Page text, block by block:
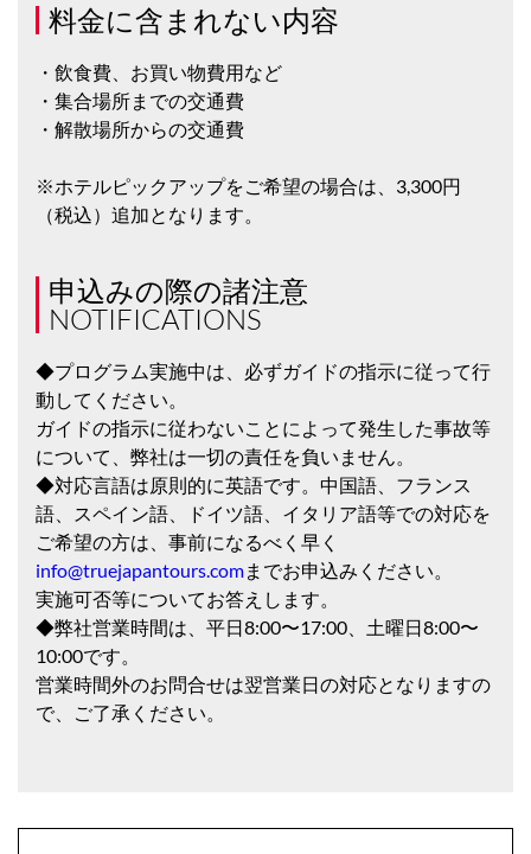
料金に含まれない内容
・飲食費、お買い物費用など
・集合場所までの交通費
・解散場所からの交通費
※ホテルピックアップをご希望の場合は、3,300円
（税込）追加となります。
申込みの際の諸注意
NOTIFICATIONS
◆プログラム実施中は、必ずガイドの指示に従って行
動してください。
ガイドの指示に従わないことによって発生した事故等
について、弊社は一切の責任を負いません。
◆対応言語は原則的に英語です。中国語、フランス
語、スペイン語、ドイツ語、イタリア語等での対応を
ご希望の方は、事前になるべく早く
info@truejapantours.comまでお申込みください。
実施可否等についてお答えします。
◆弊社営業時間は、平日8:00〜17:00、土曜日8:00〜
10:00です。
営業時間外のお問合せは翌営業日の対応となりますの
で、ご了承ください。